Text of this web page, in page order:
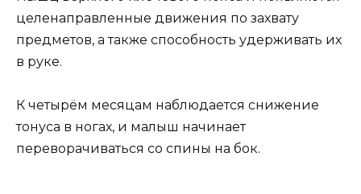
целенаправленные движения по захвату
предметов, а также способность удерживать их
в руке.
К четырём месяцам наблюдается снижение
тонуса в ногах, и малыш начинает
переворачиваться со спины на бок.